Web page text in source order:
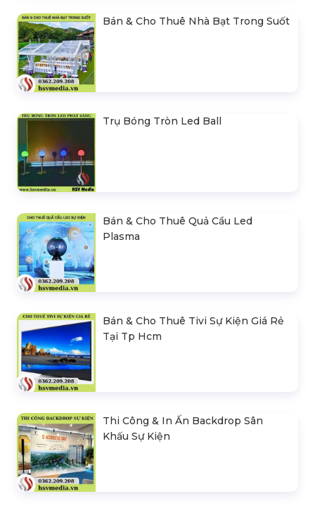
Bán & Cho Thuê Nhà Bạt Trong Suốt
Trụ Bóng Tròn Led Ball
Bán & Cho Thuê Quả Cầu Led
Plasma
Bán & Cho Thuê Tivi Sự Kiện Giá Rẻ
Tại Tp Hcm
Thi Công & In Ấn Backdrop Sân
Khấu Sự Kiện